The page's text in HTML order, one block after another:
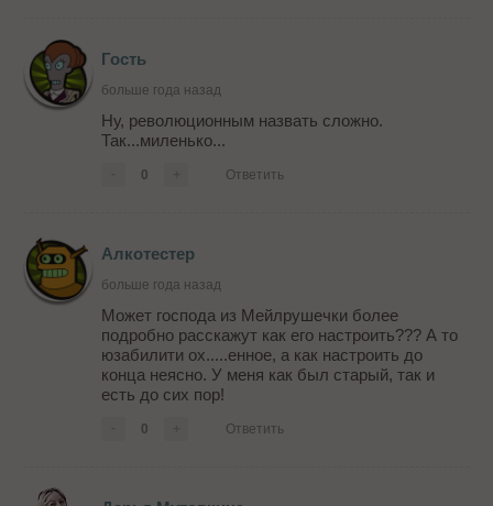
Гость
больше года назад
Ну, революционным назвать сложно.
Так...миленько...
0 Ответить
Алкотестер
больше года назад
Может господа из Мейлрушечки более
подробно расскажут как его настроить??? А то
юзабилити ох.....енное, а как настроить до
конца неясно. У меня как был старый, так и
есть до сих пор!
0 Ответить